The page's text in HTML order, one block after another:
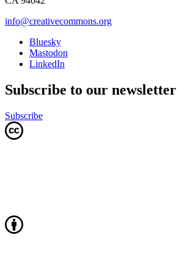
info@creativecommons.org
Bluesky
Mastodon
LinkedIn
Subscribe to our newsletter
Subscribe